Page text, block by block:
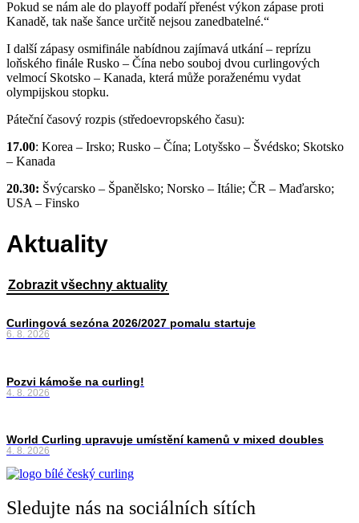
Pokud se nám ale do playoff podaří přenést výkon zápase proti
Kanadě, tak naše šance určitě nejsou zanedbatelné.“
I další zápasy osmifinále nabídnou zajímavá utkání – reprízu
loňského finále Rusko – Čína nebo souboj dvou curlingových
velmocí Skotsko – Kanada, která může poraženému vydat
olympijskou stopku.
Páteční časový rozpis (středoevropského času):
17.00: Korea – Irsko; Rusko – Čína; Lotyšsko – Švédsko; Skotsko
– Kanada
20.30: Švýcarsko – Španělsko; Norsko – Itálie; ČR – Maďarsko;
USA – Finsko
Aktuality
Zobrazit všechny aktuality
Curlingová sezóna 2026/2027 pomalu startuje
6. 8. 2026
Pozvi kámoše na curling!
4. 8. 2026
World Curling upravuje umístění kamenů v mixed doubles
4. 8. 2026
Sledujte nás na sociálních sítích